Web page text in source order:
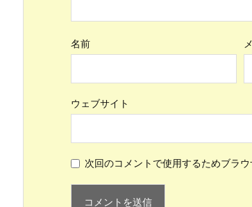
名前
ウェブサイト
次回のコメントで使用するためブラ